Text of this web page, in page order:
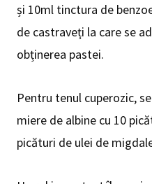
și 10ml tinctura de
de castraveți la care se
obținerea pastei.
Pentru tenul cuperozic,
miere de albine cu 10
picături de ulei de